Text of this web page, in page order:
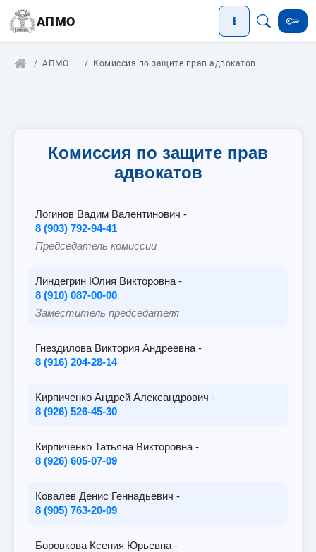
АПМО
АПМО Комиссия по защите прав адвокатов
Комиссия по защите прав
адвокатов
Логинов Вадим Валентинович -
8 (903) 792-94-41
Председатель комиссии
Линдегрин Юлия Викторовна -
8 (910) 087-00-00
Заместитель председателя
Гнездилова Виктория Андреевна -
8 (916) 204-28-14
Кирпиченко Андрей Александрович -
8 (926) 526-45-30
Кирпиченко Татьяна Викторовна -
8 (926) 605-07-09
Ковалев Денис Геннадьевич -
8 (905) 763-20-09
Боровкова Ксения Юрьевна -